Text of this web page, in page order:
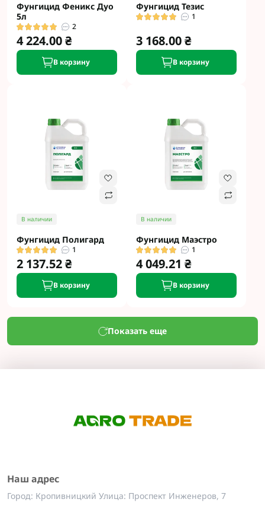
Фунгицид Феникс Дуо
5л
2
4 224.00 ₴
В корзину
Фунгицид Тезис
1
3 168.00 ₴
В корзину
В наличии
Фунгицид Полигард
1
2 137.52 ₴
В корзину
В наличии
Фунгицид Маэстро
1
4 049.21 ₴
В корзину
Показать еще
Наш адрес
Город: Кропивницкий Улица: Проспект Инженеров, 7